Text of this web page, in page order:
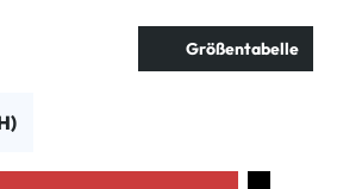
Größentabelle